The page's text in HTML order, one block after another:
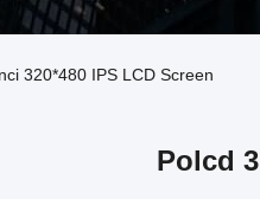
320*480 IPS LCD Screen
Polcd